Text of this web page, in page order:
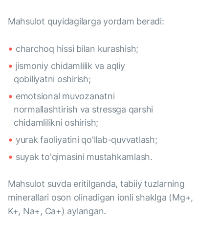
Mahsulot quyidagilarga yordam beradi:
charchoq hissi bilan kurashish;
jismoniy chidamlilik va aqliy
qobiliyatni oshirish;
emotsional muvozanatni
normallashtirish va stressga qarshi
chidamlilikni oshirish;
yurak faoliyatini qo'llab-quvvatlash;
suyak to'qimasini mustahkamlash.
Mahsulot suvda eritilganda, tabiiy tuzlarning
minerallari oson olinadigan ionli shaklga (Mg+,
K+, Na+, Ca+) aylangan.